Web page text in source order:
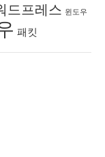
드프레스 윈도우
패킷